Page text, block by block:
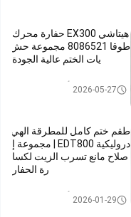
هيتاشي EX300 حفارة محرك
طوقا 8086521 مجموعة حش
يات الختم عالية الجودة
2026-05-27
طقم ختم كامل للمطرقة الهي
دروليكية EDT800 | مجموعة إ
صلاح مانع تسرب الزيت لكسا
رة الحفار
2026-01-29